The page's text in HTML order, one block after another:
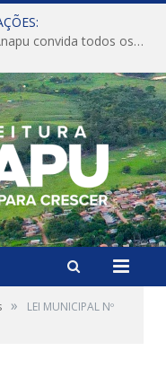
CONVITE A Prefeitura Municipal de Anapu convida todos os servidores públicos municipais para participarem da Audiência Pública de discussão da Lei de Diretrizes Orçamentárias (LDO), importante instrumento de planejamento das ações e investimentos da Administração Pública para o próximo exercício financeiro.
»
LEI MUNICIPAL Nº